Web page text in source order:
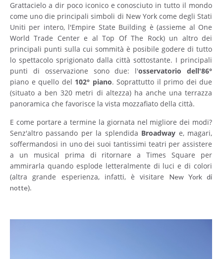
Grattacielo a dir poco iconico e conosciuto in tutto il mondo
come uno die principali simboli di New York come degli Stati
Uniti per intero, l'Empire State Building è (assieme al One
World Trade Center e al Top Of The Rock) un altro dei
principali punti sulla cui sommità è posibile godere di tutto
lo spettacolo sprigionato dalla città sottostante. I principali
punti di osservazione sono due: l'osservatorio dell'86°
piano e quello del 102° piano. Soprattutto il primo dei due
(situato a ben 320 metri di altezza) ha anche una terrazza
panoramica che favorisce la vista mozzafiato della città.
E come portare a termine la giornata nel migliore dei modi?
Senz'altro passando per la splendida Broadway e, magari,
soffermandosi in uno dei suoi tantissimi teatri per assistere
a un musical prima di ritornare a Times Square per
ammirarla quando esplode letteralmente di luci e di colori
(altra grande esperienza, infatti, è visitare New York di
notte).